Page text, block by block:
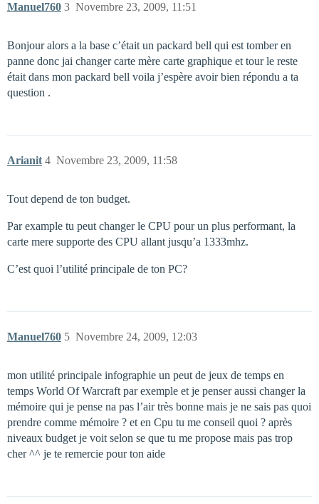
Manuel760 Novembre 23, 2009, 11:51
3
Bonjour alors a la base c’était un packard bell qui est tomber en
panne donc jai changer carte mère carte graphique et tour le reste
était dans mon packard bell voila j’espère avoir bien répondu a ta
question .
Arianit Novembre 23, 2009, 11:58
4
Tout depend de ton budget.
Par example tu peut changer le CPU pour un plus performant, la
carte mere supporte des CPU allant jusqu’a 1333mhz.
C’est quoi l’utilité principale de ton PC?
Manuel760 Novembre 24, 2009, 12:03
5
mon utilité principale infographie un peut de jeux de temps en
temps World Of Warcraft par exemple et je penser aussi changer la
mémoire qui je pense na pas l’air très bonne mais je ne sais pas quoi
prendre comme mémoire ? et en Cpu tu me conseil quoi ? après
niveaux budget je voit selon se que tu me propose mais pas trop
cher ^^ je te remercie pour ton aide